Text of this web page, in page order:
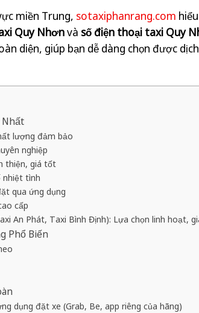
miền Trung, sotaxiphanrang.com
Quy Nhơnvà số điện thoại taxi Quy
diện, giúp bạn dễ dàng chọn được
Nhất
lượng đảm bảo
nghiệp
thiện, giá tốt
nhiệt tình
qua ứng dụng
cấp
An Phát, Taxi Bình Định): Lựa chọn linh hoạt,
Phổ Biến
dụng đặt xe (Grab, Be, app riêng của hãng)